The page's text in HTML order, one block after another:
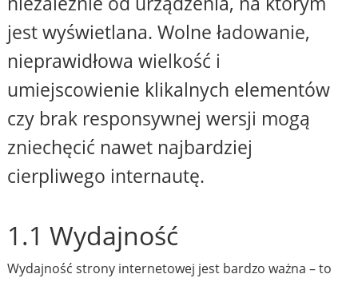
jest wyświetlana. Wolne ładowanie,
nieprawidłowa wielkość i
umiejscowienie klikalnych elementów
czy brak responsywnej wersji mogą
zniechęcić nawet najbardziej
cierpliwego internautę.
1.1 Wydajność
Wydajność strony internetowej jest bardzo ważna – to